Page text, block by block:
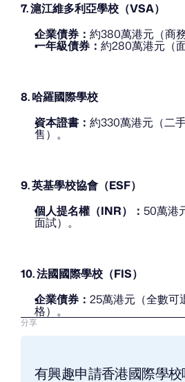
7. 滬江維多利亞學校（VSA）
企業債券： 約380萬港元（商
一年級債券： 約280萬港元（
8. 哈羅國際學校
資本證書： 約330萬港元（二
售）。
9. 英基學校協會（ESF）
個人提名權（INR）： 50萬港
面試）。
10. 法國國際學校（FIS）
企業債券： 25萬港元（全數可
格）。
分享
有興趣申請香港國際學校